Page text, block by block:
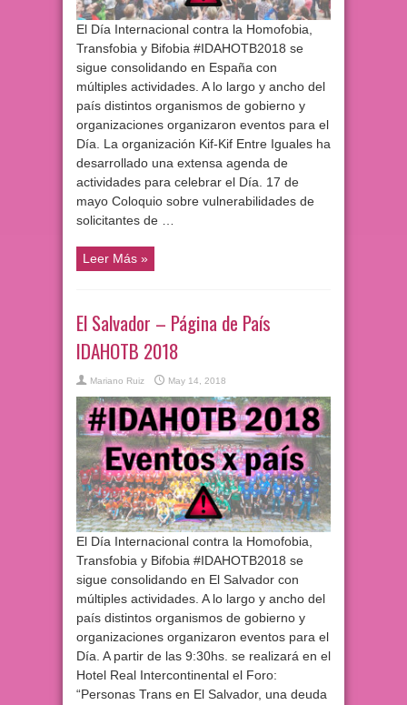
El Día Internacional contra la Homofobia,
Transfobia y Bifobia #IDAHOTB2018 se
sigue consolidando en España con
múltiples actividades. A lo largo y ancho del
país distintos organismos de gobierno y
organizaciones organizaron eventos para el
Día. La organización Kif-Kif Entre Iguales ha
desarrollado una extensa agenda de
actividades para celebrar el Día. 17 de
mayo Coloquio sobre vulnerabilidades de
solicitantes de …
Leer Más »
El Salvador – Página de País
IDAHOTB 2018
Mariano Ruiz May 14, 2018
El Día Internacional contra la Homofobia,
Transfobia y Bifobia #IDAHOTB2018 se
sigue consolidando en El Salvador con
múltiples actividades. A lo largo y ancho del
país distintos organismos de gobierno y
organizaciones organizaron eventos para el
Día. A partir de las 9:30hs. se realizará en el
Hotel Real Intercontinental el Foro:
“Personas Trans en El Salvador, una deuda